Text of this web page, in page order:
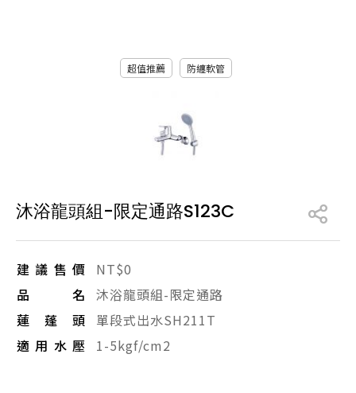
已下架商品
超值推薦 防纏軟管
沐浴龍頭組-限定通路S123C
建議售價
NT$0
品名
沐浴龍頭組-限定通路
蓮蓬頭
單段式出水SH211T
適用水壓
1-5kgf/cm2